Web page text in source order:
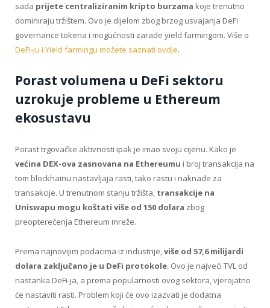
sada prijete centraliziranim kripto burzama koje trenutno
dominiraju tržištem. Ovo je dijelom zbog brzog usvajanja DeFi
governance tokena i mogućnosti zarade yield farmingom. Više o
DeFi-ju i Yield farmingu možete saznati ovdje.
Porast volumena u DeFi sektoru
uzrokuje probleme u Ethereum
ekosustavu
Porast trgovačke aktivnosti ipak je imao svoju cijenu. Kako je
većina DEX-ova zasnovana na Ethereumu i broj transakcija na
tom blockhainu nastavljaja rasti, tako rastu i naknade za
transakcije. U trenutnom stanju tržišta, transakcije na
Uniswapu mogu koštati više od 150 dolara zbog
preopterećenja Ethereum mreže.
Prema najnovijim podacima iz industrije,više od 57,6 milijardi
dolara zaključano je u DeFi protokole. Ovo je najveći TVL od
nastanka DeFi-ja, a prema popularnosti ovog sektora, vjerojatno
će nastaviti rasti. Problem koji će ovo izazvati je dodatna